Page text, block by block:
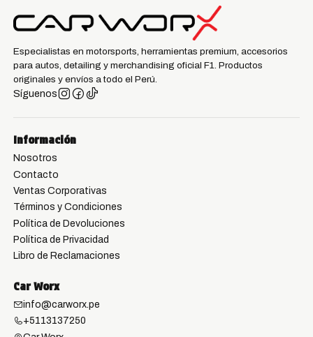
Especialistas en motorsports, herramientas premium, accesorios
para autos, detailing y merchandising oficial F1. Productos
originales y envíos a todo el Perú.
Síguenos
Información
Nosotros
Contacto
Ventas Corporativas
Términos y Condiciones
Política de Devoluciones
Política de Privacidad
Libro de Reclamaciones
Car Worx
info@carworx.pe
+5113137250